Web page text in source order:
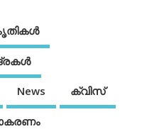
News ക്വിസ്